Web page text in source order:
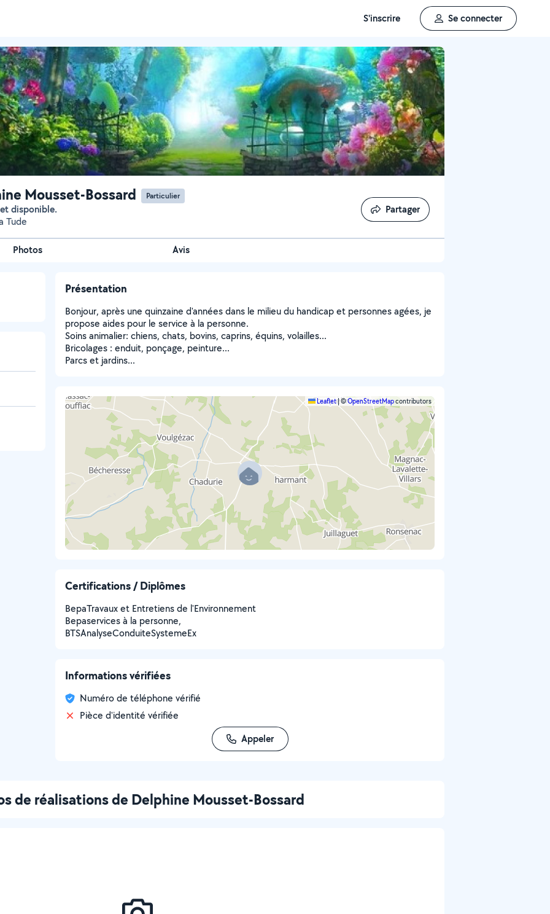
S'inscrire Se connecter
Mousset-Bossard Particulier
et disponible.
Tude
Partager
Partager
Photos Avis
Présentation
Bonjour, après une quinzaine d'années dans le milieu du handicap et personnes agées, je
propose aides pour le service à la personne.
Soins animalier: chiens, chats, bovins, caprins, équins, volailles...
Bricolages : enduit, ponçage, peinture...
Parcs et jardins...
Leaflet|©OpenStreetMapcontributors
Certifications / Diplômes
BepaTravaux et Entretiens de l'Environnement
Bepaservices à la personne,
BTSAnalyseConduiteSystemeEx
Informations vérifiées
Numéro de téléphone vérifié
Pièce d'identité vérifiée
Appeler
de réalisations de Delphine Mousset-Bossard